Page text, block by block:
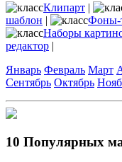
Клипарт |
шаблон | Фоны-
Наборы
редактор |
Январь Февраль Март
Сентябрь Октябрь
10 Популярных